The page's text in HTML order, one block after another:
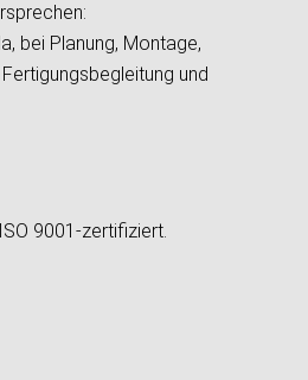
bei Planung, Montage,
und
9001-zertifiziert.